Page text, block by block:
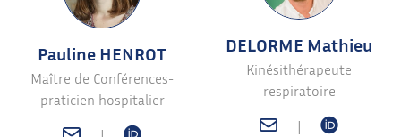
Pauline HENROT
Maître de Conférences-
praticien hospitalier
DELORME Mathieu
Kinésithérapeute
respiratoire
|